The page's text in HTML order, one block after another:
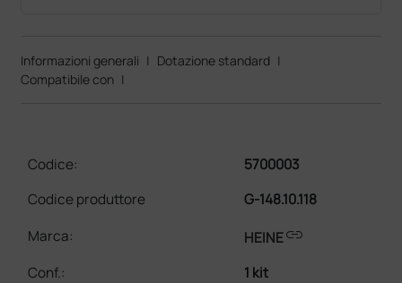
Informazioni generali | Dotazione standard |
Compatibile con |
Codice:
5700003
Codice produttore
G-148.10.118
Marca:
HEINElink
Conf.:
1 kit